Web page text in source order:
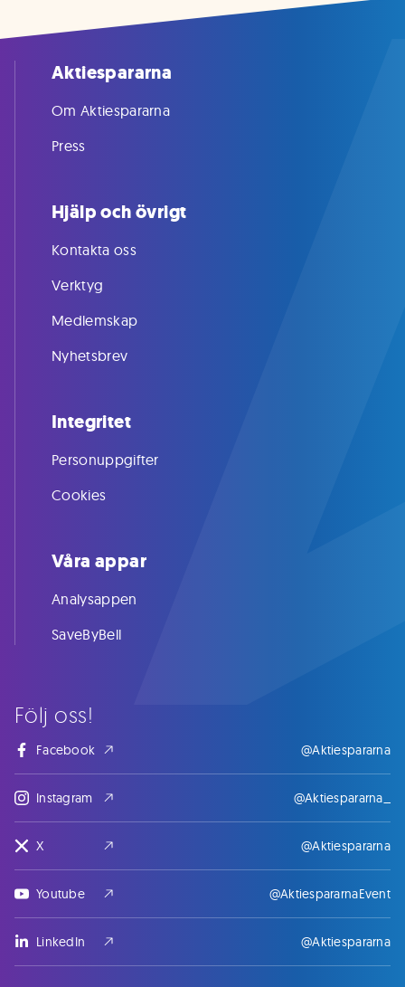
Följ oss!
Facebook @Aktiespararna
Instagram @Aktiespararna_
X @Aktiespararna
Youtube @AktiespararnaEvent
LinkedIn @Aktiespararna
Aktiespararna
Om Aktiespararna
Press
Hjälp och övrigt
Kontakta oss
Verktyg
Medlemskap
Nyhetsbrev
Integritet
Personuppgifter
Cookies
Våra appar
Analysappen
SaveByBell